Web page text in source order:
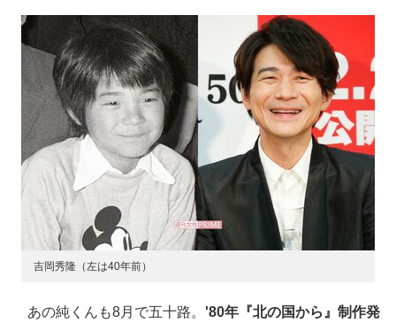
吉岡秀隆（左は40年前）
あの純くんも8月で五十路。 '80年『北の国から』制作発